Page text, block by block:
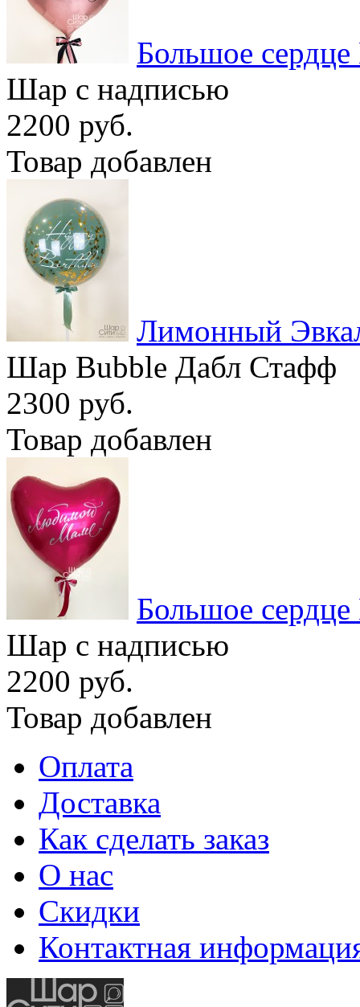
Большое
Шар с надписью
2200 руб.
Товар добавлен
Лимонный
Шар Bubble Дабл Стафф
2300 руб.
Товар добавлен
Большое
Шар с надписью
2200 руб.
Товар добавлен
Оплата
Доставка
Как сделать заказ
О нас
Скидки
Контактная